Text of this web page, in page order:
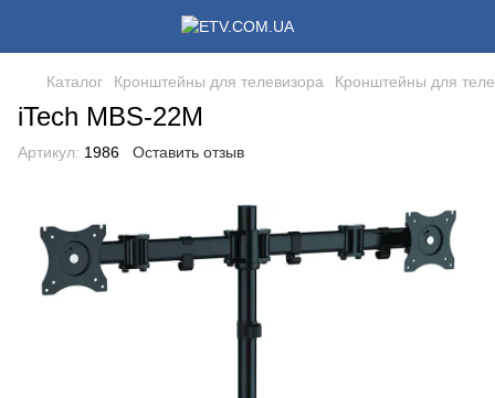
Каталог Кронштейны для телевизора Кронштейны для
iTech MBS-22M
Артикул: 1986 Оставить отзыв